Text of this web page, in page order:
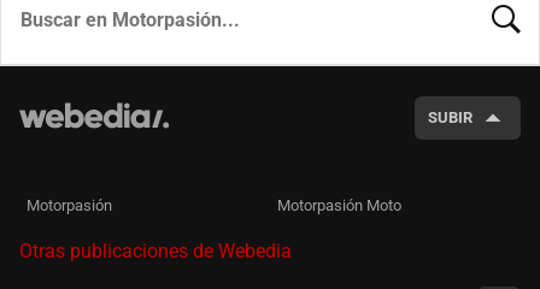
SUBIR
Motorpasión Motorpasión Moto
Otras publicaciones de Webedia